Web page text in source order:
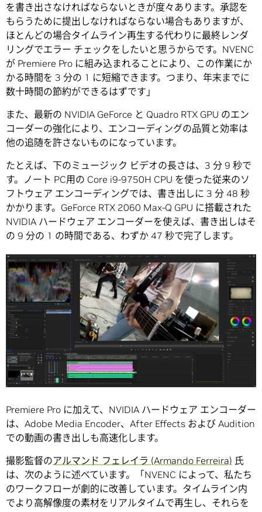
を書き出さなければならないときが度々あります。承認を
もらうために提出しなければならない場合もありますが、
ほとんどの場合タイムライン再生する代わりに最終レンダ
リングでエラー チェックをしたいと思うからです。NVENC
が Premiere Pro に組み込まれることにより、この作業にか
かる時間を 3 分の 1 に短縮できます。つまり、年末までに
数十時間の節約ができるはずです」
また、最新の NVIDIA GeForce と Quadro RTX GPU のエン
コーダーの強化により、エンコーディングの品質と効率は
他の追随を許さないものになっています。
たとえば、下のミュージック ビデオの長さは、3 分 9 秒で
す。ノート PC用の Core i9-9750H CPU を使った従来のソ
フトウェア エンコーディングでは、書き出しに 3 分 48 秒
かかります。GeForce RTX 2060 Max-Q GPU に搭載された
NVIDIA ハードウェア エンコーダーを使えば、書き出しはそ
の 9 分の 1 の時間である、わずか 47 秒で完了します。
Premiere Pro に加えて、NVIDIA ハードウェア エンコーダー
は、Adobe Media Encoder、After Effects および Audition
での動画の書き出しも高速化します。
撮影監督のアルマンド フェレイラ (Armando Ferreira) 氏
は、次のように述べています。「NVENC によって、私たち
のワークフローが劇的に改善しています。タイムライン内
でより高解像度の素材をリアルタイムで再生し、それらを